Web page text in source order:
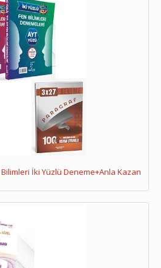
Bilimleri İki Yüzlü Deneme+Anla Kazan